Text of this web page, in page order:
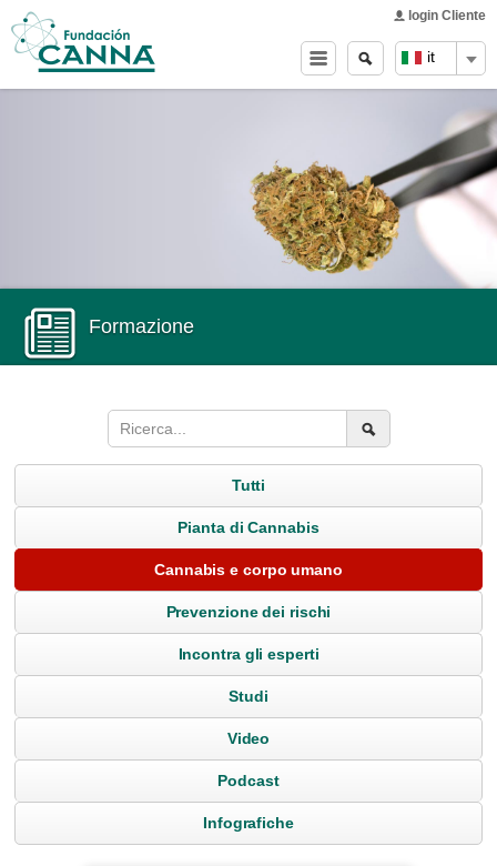
it
login Cliente
Main menu
Search
form
Ricerca
Formazione
Tutti
Pianta di Cannabis
Cannabis e corpo umano
Prevenzione dei rischi
Incontra gli esperti
Studi
Video
Podcast
Infografiche